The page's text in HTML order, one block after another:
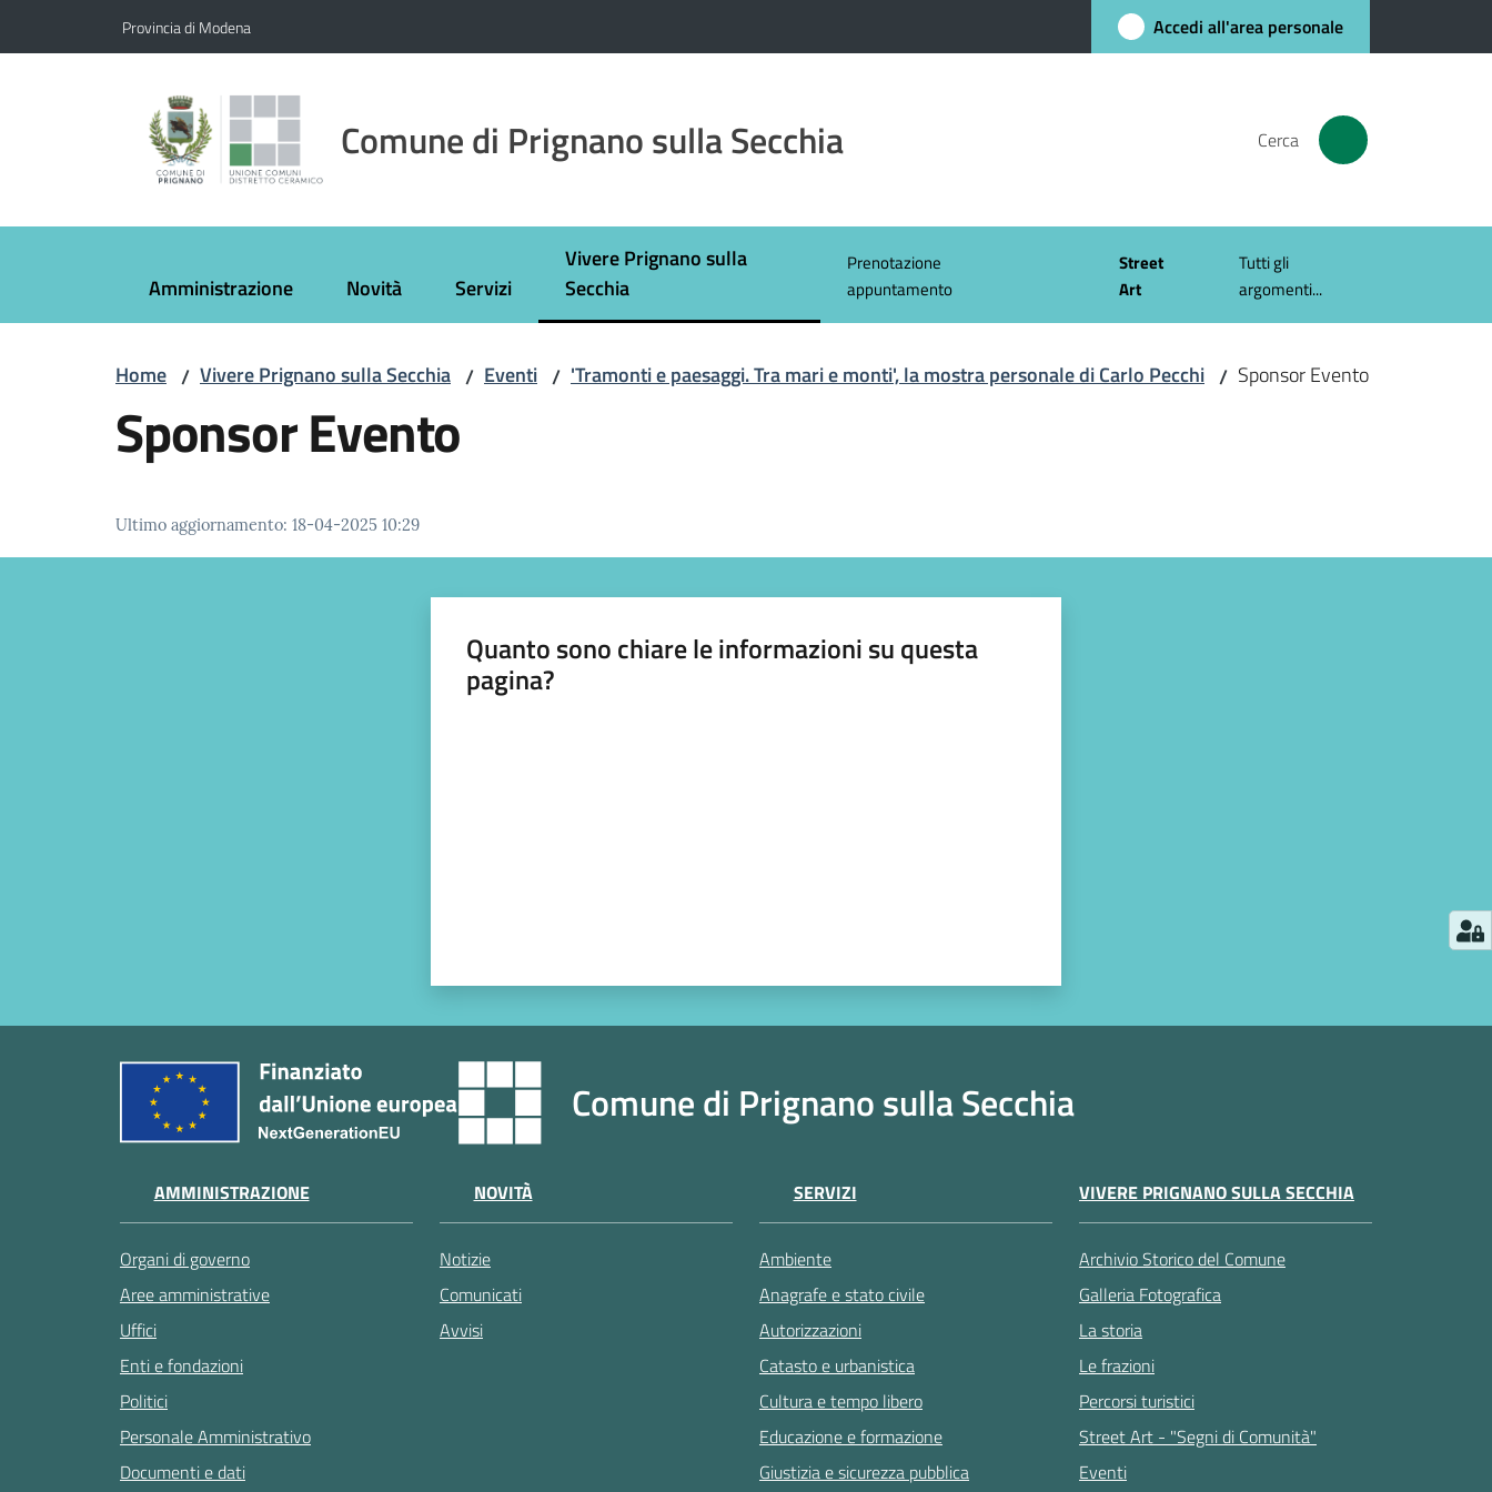
Provincia di Modena Accedi all'area personale
Comune di Prignano sulla Secchia Cerca
Amministrazione Novità Servizi
Vivere Prignano sulla
Secchia
Menu selezionato
Prenotazione
appuntamento
Street
Art
Tutti gli
argomenti...
Home / Vivere Prignano sulla Secchia / Eventi / 'Tramonti e paesaggi. Tra mari e monti', la mostra personale di Carlo Pecchi / Sponsor Evento
Sponsor Evento
Ultimo aggiornamento: 18-04-2025 10:29
Quanto sono chiare le informazioni su questa
pagina?
Comune di Prignano sulla Secchia
AMMINISTRAZIONE
Organi di governo
Aree amministrative
Uffici
Enti e fondazioni
Politici
Personale Amministrativo
Documenti e dati
NOVITÀ
Notizie
Comunicati
Avvisi
SERVIZI
Ambiente
Anagrafe e stato civile
Autorizzazioni
Catasto e urbanistica
Cultura e tempo libero
Educazione e formazione
Giustizia e sicurezza pubblica
VIVERE PRIGNANO SULLA SECCHIA
Archivio Storico del Comune
Galleria Fotografica
La storia
Le frazioni
Percorsi turistici
Street Art - "Segni di Comunità"
Eventi